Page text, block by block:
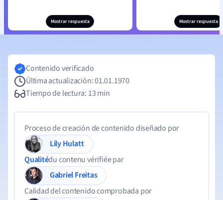
Mostrar respuesta Mostrar respuesta
Contenido verificado
Última actualización: 01.01.1970
Tiempo de lectura: 13 min
Proceso de creación de contenido diseñado por
Lily Hulatt
Qualitédu contenu vérifiée par
Gabriel Freitas
Calidad del contenido comprobada por